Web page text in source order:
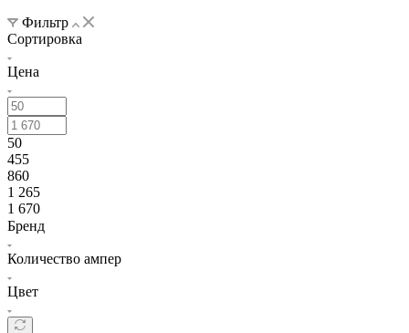
Фильтр
Сортировка
Цена
50
455
860
1 265
1 670
Бренд
Количество ампер
Цвет